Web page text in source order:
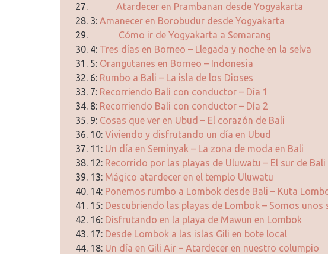
Atardecer en Prambanan desde Yogyakarta
3: Amanecer en Borobudur desde Yogyakarta
Cómo ir de Yogyakarta a Semarang
4: Tres días en Borneo – Llegada y noche en la selva
5: Orangutanes en Borneo – Indonesia
6: Rumbo a Bali – La isla de los Dioses
7: Recorriendo Bali con conductor – Día 1
8: Recorriendo Bali con conductor – Día 2
9: Cosas que ver en Ubud – El corazón de Bali
10: Viviendo y disfrutando un día en Ubud
11: Un día en Seminyak – La zona de moda en Bali
12: Recorrido por las playas de Uluwatu – El sur de Bali
13: Mágico atardecer en el templo Uluwatu
14: Ponemos rumbo a Lombok desde Bali – Kuta
15: Descubriendo las playas de Lombok – Somos unos
16: Disfrutando en la playa de Mawun en Lombok
17: Desde Lombok a las islas Gili en bote local
18: Un día en Gili Air – Atardecer en nuestro columpio